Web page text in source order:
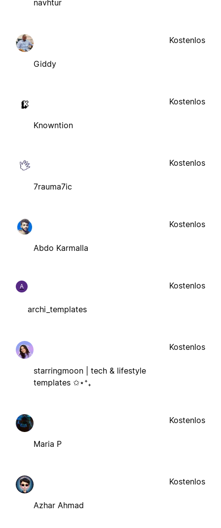
navhtur
Giddy
Kostenlos
Knowntion
Kostenlos
7rauma7ic
Kostenlos
Abdo Karmalla
Kostenlos
A
archi_templates
Kostenlos
starringmoon | tech & lifestyle
templates ✩⋆⁺₊
Kostenlos
Maria P
Kostenlos
Azhar Ahmad
Kostenlos